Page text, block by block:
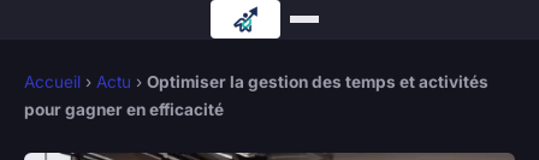
Accueil › Actu › Optimiser la gestion des temps et activités
pour gagner en efficacité